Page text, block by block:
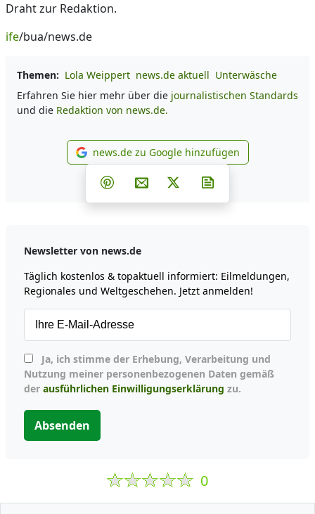
Draht zur Redaktion.
ife/bua/news.de
Themen: Lola Weippert news.de aktuell Unterwäsche
Erfahren Sie hier mehr über die journalistischen Standards
und die Redaktion von news.de.
news.de zu Google
news.de zu Google hinzufügen
Teilen auf Facebook
Teilen auf Whatsapp
Teilen auf Telegram
Teilen auf Pinterest
Per E-Mail teilen
Post auf X
Newsletter von news.de
Täglich kostenlos & topaktuell informiert: Eilmeldungen,
Regionales und Weltgeschehen. Jetzt anmelden!
Nutzung meiner personenbezogenen Daten gemäß
der ausführlichen Einwilligungserklärung zu.
Absenden
0